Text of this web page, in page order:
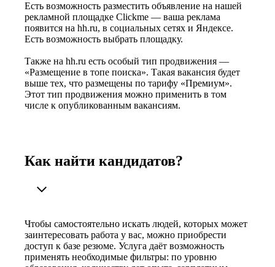
Есть возможность разместить объявление на нашей
рекламной площадке Clickme — ваша реклама
появится на hh.ru, в социальных сетях и Яндексе.
Есть возможность выбрать площадку.
Также на hh.ru есть особый тип продвижения —
«Размещение в топе поиска». Такая вакансия будет
выше тех, что размещены по тарифу «Премиум».
Этот тип продвижения можно применить в том
числе к опубликованным вакансиям.
Как найти кандидатов?
Чтобы самостоятельно искать людей, которых может
заинтересовать работа у вас, можно приобрести
доступ к базе резюме. Услуга даёт возможность
применять необходимые фильтры: по уровню